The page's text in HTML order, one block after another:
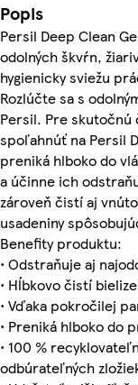
Popis
Persil Deep Clean
odolných škvŕn,
hygienicky sviežu
Rozlúčte sa s
Persil. Pre skutočnú
spoľahnúť na Persil
preniká hlboko do
a účinne ich
zároveň čistí aj
usadeniny
Benefity produktu:
• Odstraňuje aj
• Hĺbkovo čistí
• Vďaka pokročilej
• Preniká hlboko do
• 100 %
odbúrateľných